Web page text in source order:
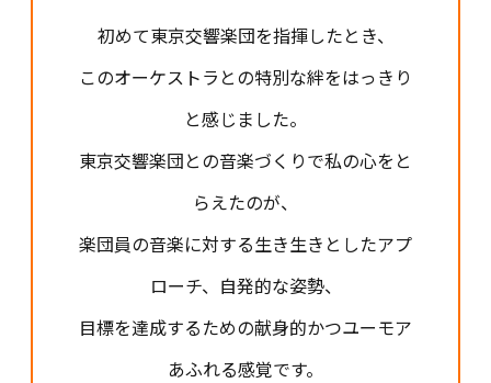
初めて東京交響楽団を指揮したとき、
このオーケストラとの特別な絆をはっきり
と感じました。
東京交響楽団との音楽づくりで私の心をと
らえたのが、
楽団員の音楽に対する生き生きとしたアプ
ローチ、自発的な姿勢、
目標を達成するための献身的かつユーモア
あふれる感覚です。